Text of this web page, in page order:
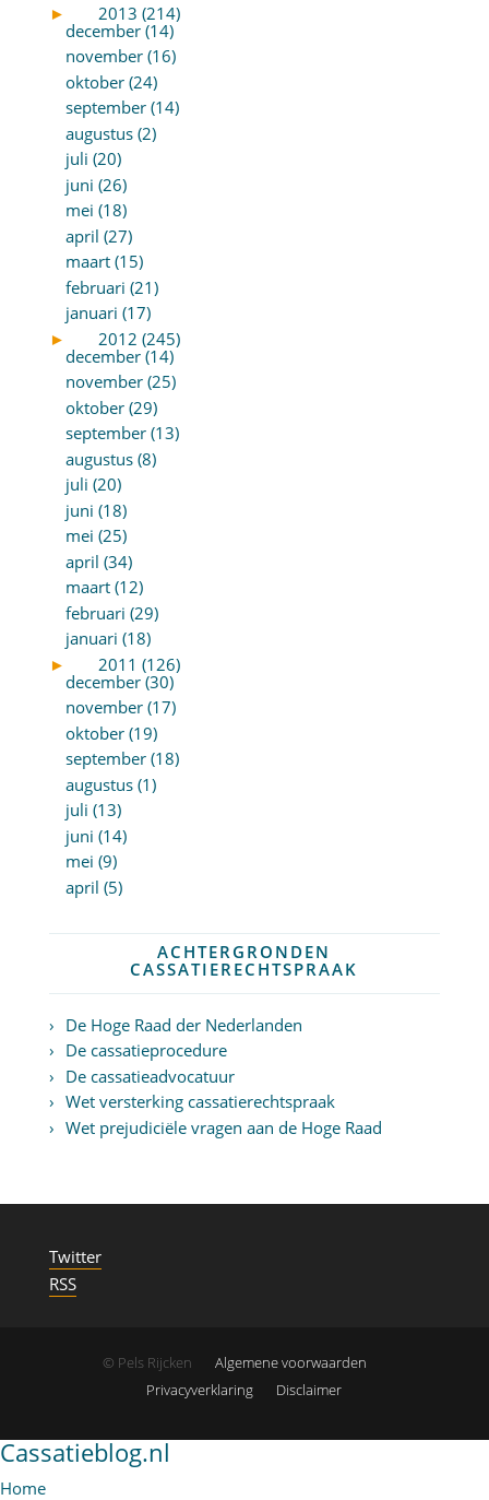
►
2013 (214)
december (14)
november (16)
oktober (24)
september (14)
augustus (2)
juli (20)
juni (26)
mei (18)
april (27)
maart (15)
februari (21)
januari (17)
►
2012 (245)
december (14)
november (25)
oktober (29)
september (13)
augustus (8)
juli (20)
juni (18)
mei (25)
april (34)
maart (12)
februari (29)
januari (18)
►
2011 (126)
december (30)
november (17)
oktober (19)
september (18)
augustus (1)
juli (13)
juni (14)
mei (9)
april (5)
ACHTERGRONDEN
CASSATIERECHTSPRAAK
De Hoge Raad der Nederlanden
De cassatieprocedure
De cassatieadvocatuur
Wet versterking cassatierechtspraak
Wet prejudiciële vragen aan de Hoge Raad
Twitter
RSS
© Pels Rijcken
Algemene voorwaarden
Privacyverklaring
Disclaimer
Cassatieblog.nl
Home